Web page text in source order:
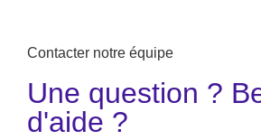
Contacter notre équipe
Une question ?
d'aide ?